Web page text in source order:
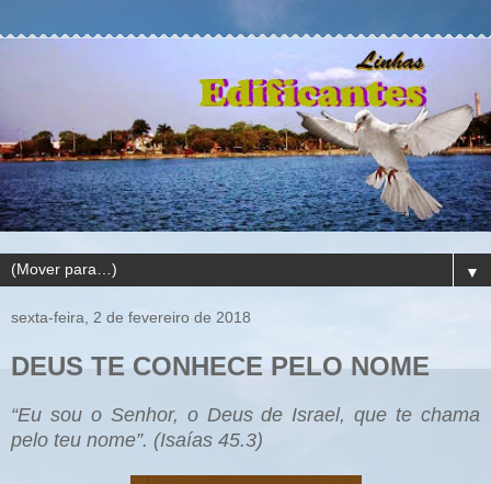
▼
sexta-feira, 2 de fevereiro de 2018
DEUS TE CONHECE PELO NOME
“Eu sou o Senhor, o Deus de Israel, que te chama
pelo teu nome”. (Isaías 45.3)